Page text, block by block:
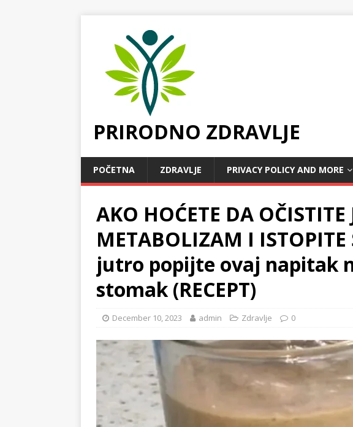
PRIRODNO ZDRAVLJE
POČETNA ZDRAVLJE PRIVACY POLICY AND MORE
AKO HOĆETE DA OČISTITE
METABOLIZAM I
jutro popijte ovaj napitak
stomak (RECEPT)
December 10, 2023 admin Zdravlje 0